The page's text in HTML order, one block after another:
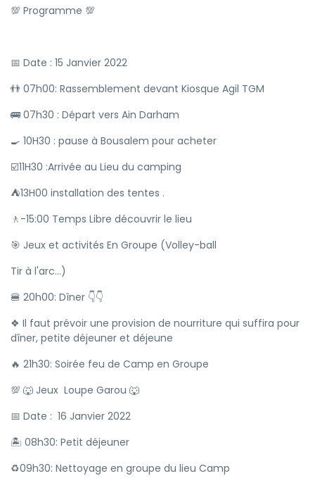
💯 Programme 💯
📅 Date : 15 Janvier 2022
👬 07h00: Rassemblement devant Kiosque Agil TGM
🚌 07h30 : Départ vers Ain Darham
🍳 10H30 : pause à Bousalem pour acheter
☑️11H30 :Arrivée au Lieu du camping
⛺️13H00 installation des tentes .
⁦🚶-15:00 Temps Libre découvrir le lieu
🎯 Jeux et activités En Groupe (Volley-ball
Tir à l'arc...)
🍔 20h00: Dîner 👇👇
❖ Il faut prévoir une provision de nourriture qui suffira pour
dîner, petite déjeuner et déjeune
🔥 21h30: Soirée feu de Camp en Groupe
💯 🐺 Jeux Loupe Garou 🐺
📅 Date : 16 Janvier 2022
🏝 08h30: Petit déjeuner
♻️09h30: Nettoyage en groupe du lieu Camp